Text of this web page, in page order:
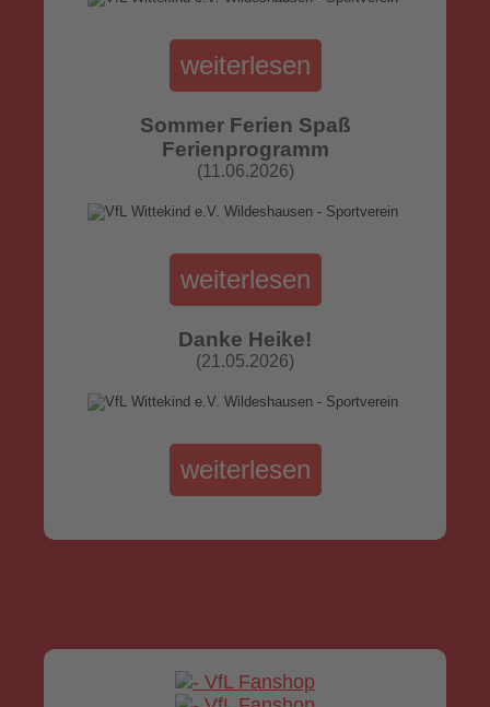
weiterlesen
Sommer Ferien Spaß
Ferienprogramm
(11.06.2026)
weiterlesen
Danke Heike!
(21.05.2026)
weiterlesen